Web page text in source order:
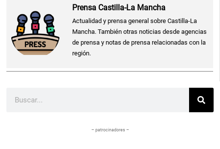
Prensa Castilla-La Mancha
Actualidad y prensa general sobre Castilla-La
Mancha. También otras noticias desde agencias
de prensa y notas de prensa relacionadas con la
región.
– patrocinadores –